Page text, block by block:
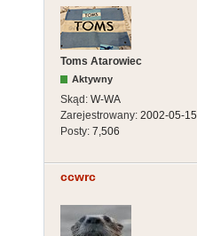
Toms Atarowiec
Aktywny
Skąd: W-WA
Zarejestrowany: 2002-05-15
Posty: 7,506
ccwrc